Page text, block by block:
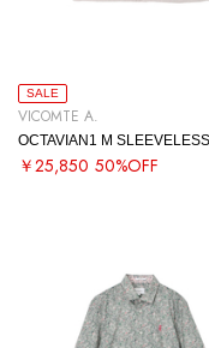
SALE
VICOMTE A.
￥25,850 50%OFF